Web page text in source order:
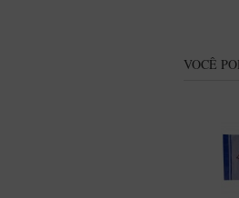
VOCÊ